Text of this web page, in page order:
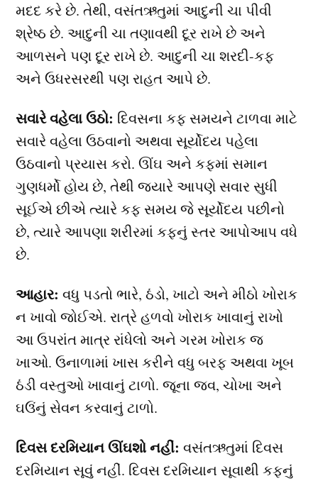
મદદ કરે છે. તેથી, વસંતઋતુમાં આદુની ચા પીવી
શ્રેષ્ઠ છે. આદુની ચા તણાવથી દૂર રાખે છે અને
આળસને પણ દૂર રાખે છે. આદુની ચા શરદી-કફ
અને ઉધરસરથી પણ રાહત આપે છે.
સવારે વહેલા ઉઠો: દિવસના કફ સમયને ટાળવા માટે
સવારે વહેલા ઉઠવાનો અથવા સૂર્યોદય પહેલા
ઉઠવાનો પ્રયાસ કરો. ઊંઘ અને કફમાં સમાન
ગુણધર્મો હોય છે, તેથી જ્યારે આપણે સવાર સુધી
સૂઈએ છીએ ત્યારે કફ સમય જે સૂર્યોદય પછીનો
છે, ત્યારે આપણા શરીરમાં કફનું સ્તર આપોઆપ વધે
છે.
આહાર: વધુ પડતો ભારે, ઠંડો, ખાટો અને મીઠો ખોરાક
ન ખાવો જોઈએ. રાત્રે હળવો ખોરાક ખાવાનું રાખો
આ ઉપરાંત માત્ર રાંધેલો અને ગરમ ખોરાક જ
ખાઓ. ઉનાળામાં ખાસ કરીને વધુ બરફ અથવા ખૂબ
ઠંડી વસ્તુઓ ખાવાનું ટાળો. જૂના જવ, ચોખા અને
ઘઉંનું સેવન કરવાનું ટાળો.
દિવસ દરમિયાન ઊંઘશો નહીં: વસંતઋતુમાં દિવસ
દરમિયાન સૂવું નહીં. દિવસ દરમિયાન સૂવાથી કફનું